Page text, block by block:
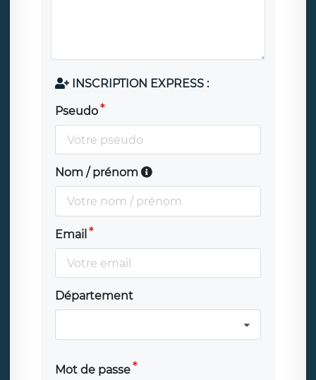
INSCRIPTION EXPRESS :
Pseudo
Nom / prénom
Email
Département
Mot de passe